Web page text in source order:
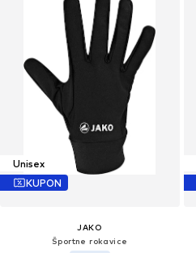
Unisex
KUPON
JAKO
Športne rokavice